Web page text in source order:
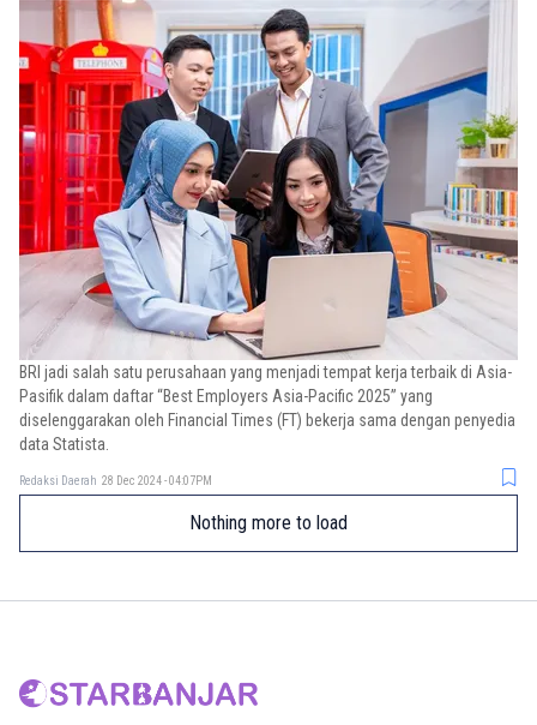
BRI jadi salah satu perusahaan yang menjadi tempat kerja terbaik di Asia-
Pasifik dalam daftar “Best Employers Asia-Pacific 2025” yang
diselenggarakan oleh Financial Times (FT) bekerja sama dengan penyedia
data Statista.
Redaksi Daerah 28 Dec 2024 - 04:07PM
Nothing more to load